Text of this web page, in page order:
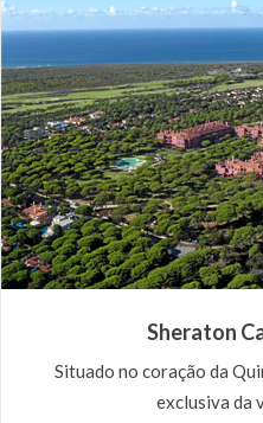
Sheraton
Situado no coração da
exclusiva da